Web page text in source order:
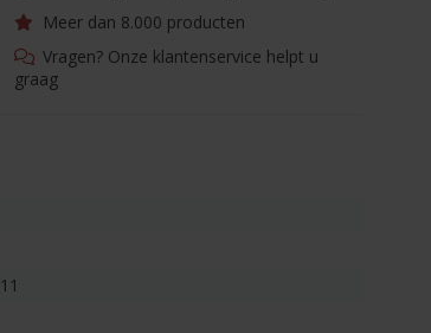
Meer dan 8.000 producten
Vragen? Onze klantenservice helpt u
graag